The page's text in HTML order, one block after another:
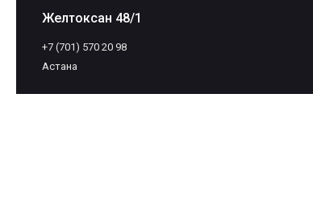
Желтоксан 48/1
+7 (701) 570 20 98
Астана